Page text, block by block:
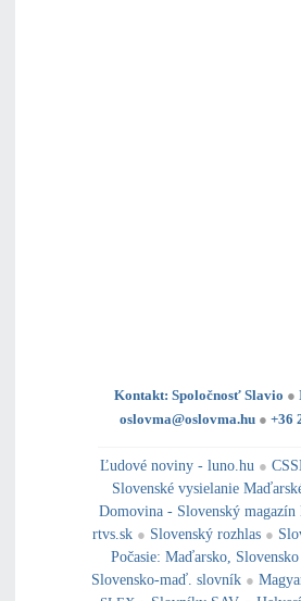
Kontakt: Spoločnosť Slavio ●
oslovma@oslovma.hu ● +36
Ľudové noviny - luno.hu ●
Slovenské vysielanie
Domovina - Slovenský
rtvs.sk ● Slovenský rozhlas ●
Počasie: Maďarsko, Slovensko
Slovensko-maď. slovník ●